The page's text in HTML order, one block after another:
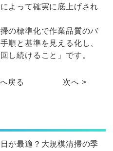
よって確実に底上げされ
の標準化で作業品質のバ
順と基準を見える化し、
し続けること」です。
戻る 次へ >
が最適？大規模清掃の季